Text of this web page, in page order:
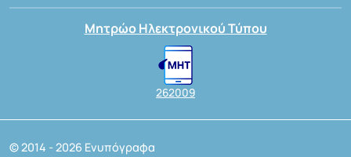
Μητρώο Ηλεκτρονικού Τύπου
262009
© 2014 - 2026 Ενυπόγραφα